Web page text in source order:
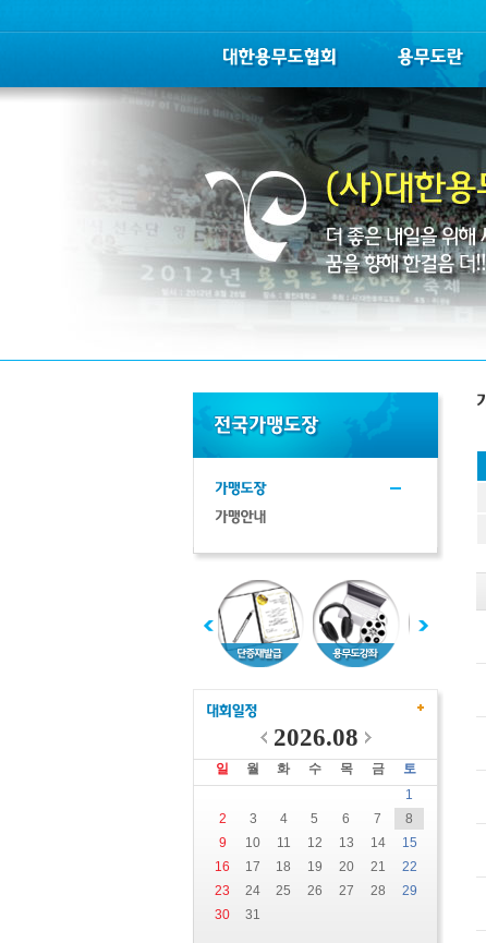
2026.08
일 월 화 수 목 금
토
1
2
3 4 5 6 7
8
9
10 11 12 13 14
15
16
17 18 19 20 21
22
23
24 25 26 27 28
29
30
31